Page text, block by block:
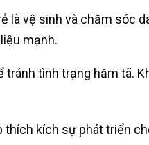
vệ sinh và chăm sóc
mạnh.
tình trạng hăm tã.
kích sự phát triển